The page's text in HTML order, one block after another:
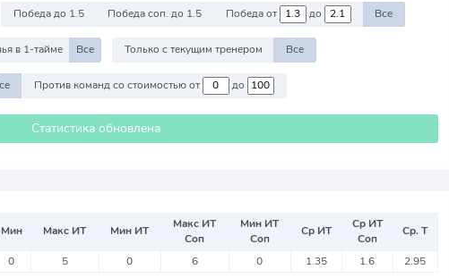
Победа до 1.5 Победа соп. до 1.5 Победа от до Все
в 1-тайме Все Только с текущим тренером Все
Против команд со стоимостью от до
Статистика обновлена
Мин Макс ИТ Мин ИТ
Макс ИТ
Соп
Мин ИТ
Соп
Ср ИТ
Ср ИТ
Соп
Ср. Т
0 5 0 6 0 1.35 1.6 2.95